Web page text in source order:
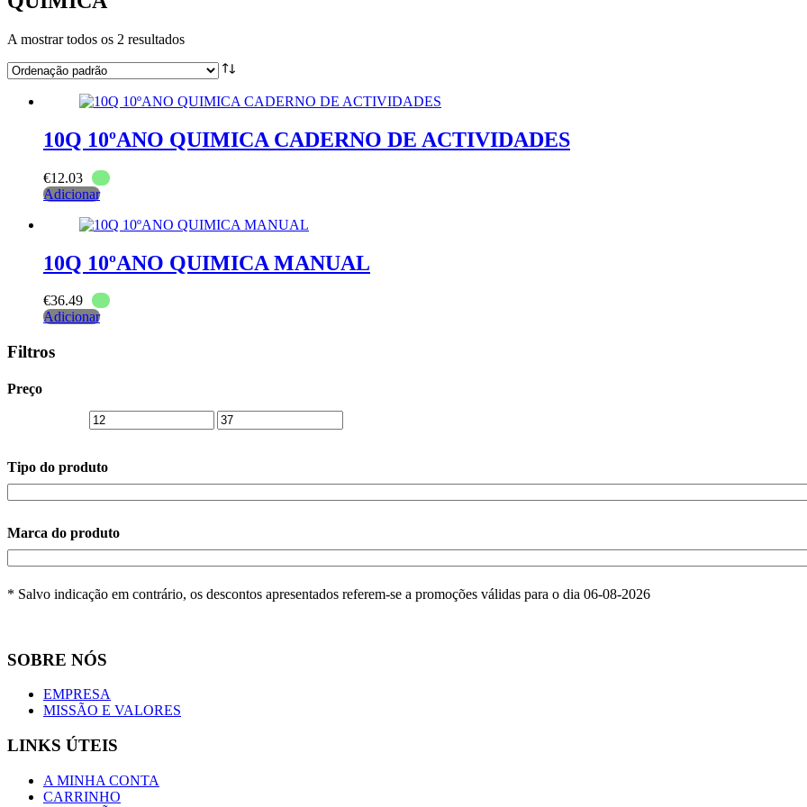
A mostrar todos os 2 resultados
10Q 10ºANO QUIMICA CADERNO DE ACTIVIDADES
€12.03
Adicionar
10Q 10ºANO QUIMICA MANUAL
€36.49
Adicionar
Filtros
Preço
Tipo do produto
Marca do produto
* Salvo indicação em contrário, os descontos apresentados referem-se a promoções válidas para o dia 06-08-2026
SOBRE NÓS
EMPRESA
MISSÃO E VALORES
LINKS ÚTEIS
A MINHA CONTA
CARRINHO